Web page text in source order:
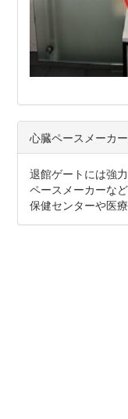
心臓ペースメーカ
退館ゲートには強
ペースメーカーな
保健センターや医